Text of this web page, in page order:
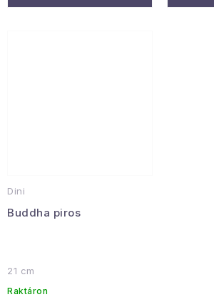
Dini
Buddha piros
21 cm
Raktáron